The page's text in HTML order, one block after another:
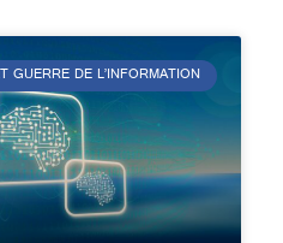
GUERRE DE L’INFORMATION